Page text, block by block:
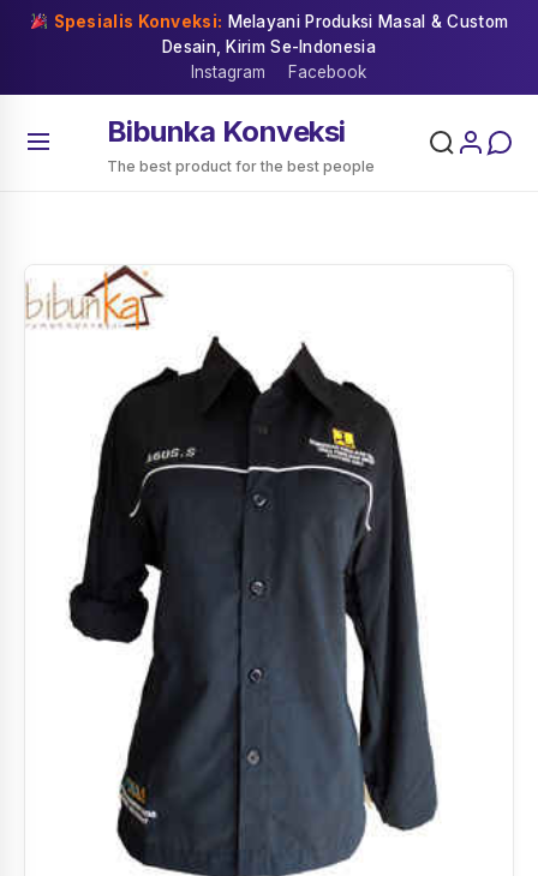
Skip
Spesialis Konveksi: Melayani Produksi Masal & Custom
Desain, Kirim Se-Indonesia
Instagram
Facebook
Bibunka Konveksi
The best product for the best people